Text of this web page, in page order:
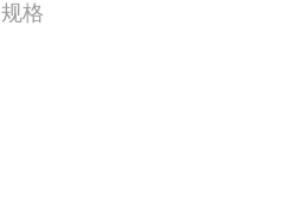
规格